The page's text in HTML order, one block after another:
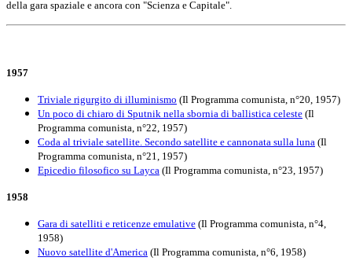
della gara spaziale e ancora con "Scienza e Capitale".
1957
Triviale rigurgito di illuminismo (Il Programma comunista, n°20, 1957)
Un poco di chiaro di Sputnik nella sbornia di ballistica celeste (Il
Programma comunista, n°22, 1957)
Coda al triviale satellite. Secondo satellite e cannonata sulla luna (Il
Programma comunista, n°21, 1957)
Epicedio filosofico su Layca (Il Programma comunista, n°23, 1957)
1958
Gara di satelliti e reticenze emulative (Il Programma comunista, n°4,
1958)
Nuovo satellite d'America (Il Programma comunista, n°6, 1958)